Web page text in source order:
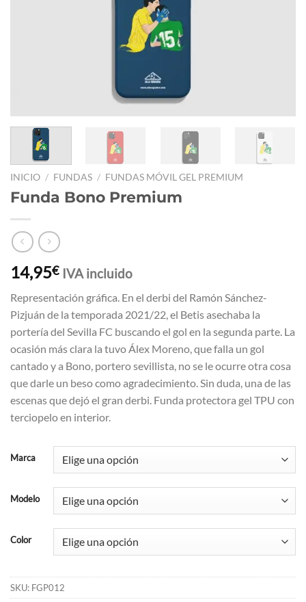
INICIO / FUNDAS / FUNDAS MÓVIL GEL PREMIUM
Funda Bono Premium
14,95€ IVA incluido
Representación gráfica. En el derbi del Ramón Sánchez-
Pizjuán de la temporada 2021/22, el Betis asechaba la
portería del Sevilla FC buscando el gol en la segunda parte. La
ocasión más clara la tuvo Álex Moreno, que falla un gol
cantado y a Bono, portero sevillista, no se le ocurre otra cosa
que darle un beso como agradecimiento. Sin duda, una de las
escenas que dejó el gran derbi. Funda protectora gel TPU con
terciopelo en interior.
Marca
Modelo
Color
SKU: FGP012